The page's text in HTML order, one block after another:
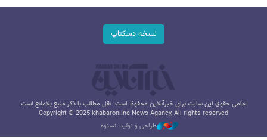
نسخه دسکتاپ
تمامی حقوق این سایت برای خبرآنلاین محفوظ است. نقل مطالب با ذکر منبع بلامانع است.
Copyright © 2025 khabaronline News Agancy, All rights reserved
طراحی و تولید: نستوه